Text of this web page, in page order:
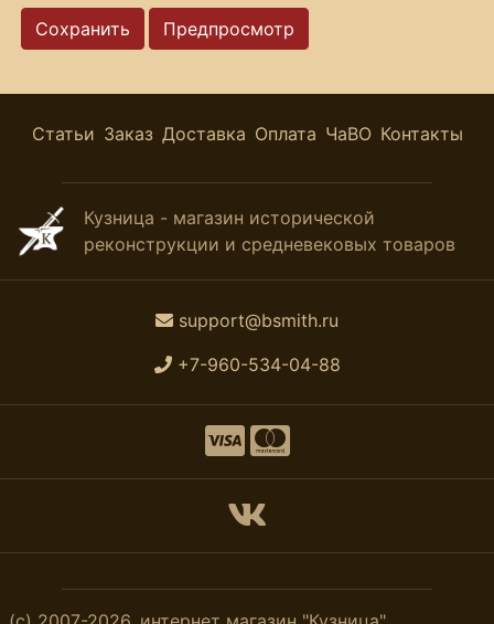
Статьи Заказ Доставка Оплата ЧаВО Контакты
Кузница - магазин исторической
реконструкции и средневековых товаров
support@bsmith.ru
+7-960-534-04-88